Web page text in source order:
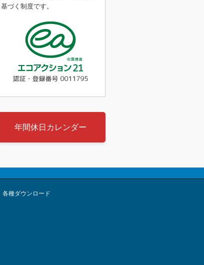
基づく制度です。
年間休日カレンダー
各種ダウンロード